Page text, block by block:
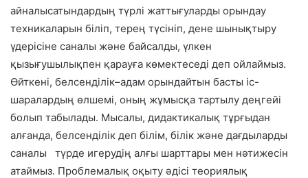
айналысатындардың түрлі жаттығуларды орындау
техникаларын біліп, терең түсініп, дене шынықтыру
үдерісіне саналы және байсалды, үлкен
қызығушылықпен қарауға көмектеседі деп ойлаймыз.
Өйткені, белсенділік–адам орындайтын басты іс-
шаралардың өлшемі, оның жұмысқа тартылу деңгейі
болып табылады. Мысалы, дидактикалық тұрғыдан
алғанда, белсенділік деп білім, білік және дағдыларды
саналы түрде игерудің алғы шарттары мен нәтижесін
атаймыз. Проблемалық оқыту әдісі теориялық